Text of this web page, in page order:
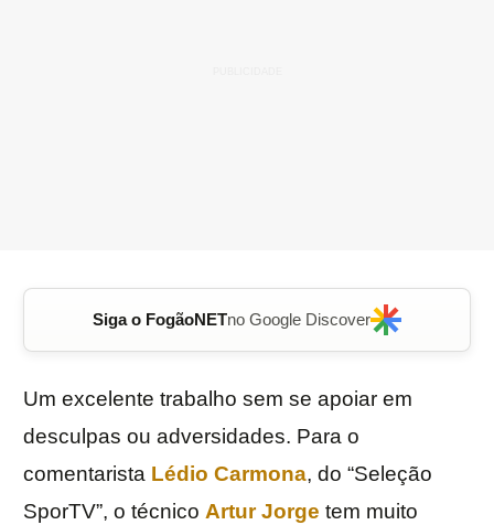
Siga o FogãoNETno Google Discover
Um excelente trabalho sem se apoiar em
desculpas ou adversidades. Para o
comentarista Lédio Carmona, do “Seleção
SporTV”, o técnico Artur Jorge tem muito